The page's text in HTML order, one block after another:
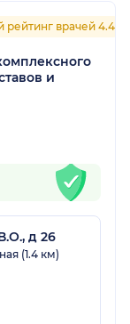
рейтинг врачей 4.4
и
д 26
(1.4 км)